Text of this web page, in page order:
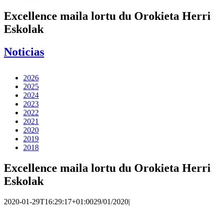
Excellence maila lortu du Orokieta Herri
Eskolak
Noticias
2026
2025
2024
2023
2022
2021
2020
2019
2018
Excellence maila lortu du Orokieta Herri
Eskolak
2020-01-29T16:29:17+01:0029/01/2020|